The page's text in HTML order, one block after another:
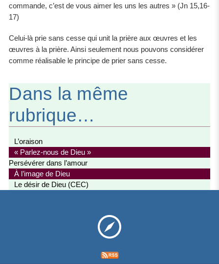
commande, c’est de vous aimer les uns les autres » (Jn 15,16-
17)
Celui-là prie sans cesse qui unit la prière aux œuvres et les
œuvres à la prière. Ainsi seulement nous pouvons considérer
comme réalisable le principe de prier sans cesse.
Dans la même
rubrique…
L’oraison
« Parlez-nous de Dieu »
Persévérer dans l’amour
À l’image de Dieu
Le désir de Dieu (CEC)